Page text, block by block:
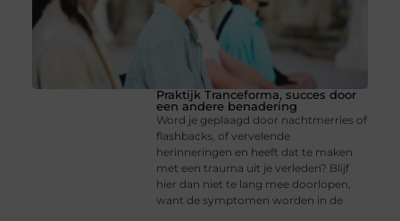
Praktijk Tranceforma, succes door
een andere benadering
Word je geplaagd door nachtmerries of
flashbacks, of vervelende
herinneringen en heeft dat te maken
met een trauma uit je verleden? Blijf
hier dan niet te lang mee doorlopen,
want de symptomen worden in de